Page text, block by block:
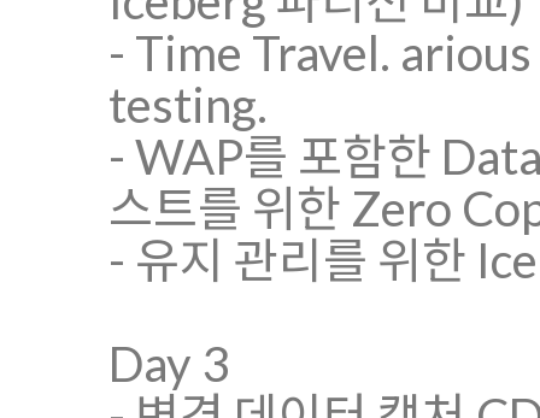
- Time Travel.
testing.
- WAP를 포함한
스트를 위한 Zero
- 유지 관리를 위한
Day 3